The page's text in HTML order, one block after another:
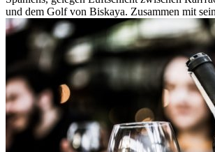
und dem Golf von Biskaya. Zusammen mit